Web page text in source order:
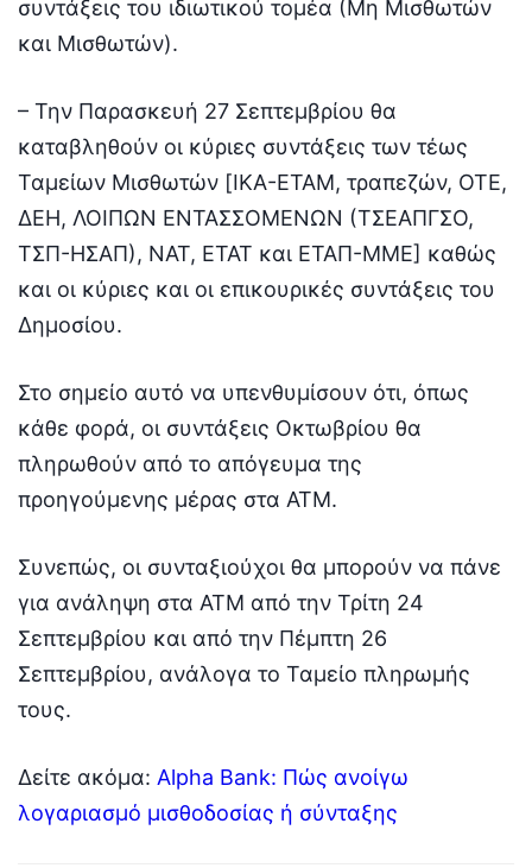
συντάξεις του ιδιωτικού τομέα (Μη Μισθωτών
και Μισθωτών).
– Την Παρασκευή 27 Σεπτεμβρίου θα
καταβληθούν οι κύριες συντάξεις των τέως
Ταμείων Μισθωτών [ΙΚΑ-ΕΤΑΜ, τραπεζών, ΟΤΕ,
ΔΕΗ, ΛΟΙΠΩΝ ΕΝΤΑΣΣΟΜΕΝΩΝ (ΤΣΕΑΠΓΣΟ,
ΤΣΠ-ΗΣΑΠ), ΝΑΤ, ΕΤΑΤ και ΕΤΑΠ-ΜΜΕ] καθώς
και οι κύριες και οι επικουρικές συντάξεις του
Δημοσίου.
Στο σημείο αυτό να υπενθυμίσουν ότι, όπως
κάθε φορά, οι συντάξεις Οκτωβρίου θα
πληρωθούν από το απόγευμα της
προηγούμενης μέρας στα ΑΤΜ.
Συνεπώς, οι συνταξιούχοι θα μπορούν να πάνε
για ανάληψη στα ΑΤΜ από την Τρίτη 24
Σεπτεμβρίου και από την Πέμπτη 26
Σεπτεμβρίου, ανάλογα το Ταμείο πληρωμής
τους.
Δείτε ακόμα: Alpha Bank: Πώς ανοίγω
λογαριασμό μισθοδοσίας ή σύνταξης